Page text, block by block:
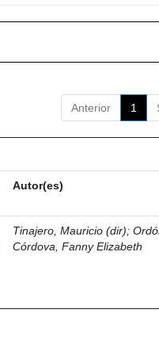
Anterior 1
Autor(es)
Tinajero, Mauricio (dir);
Córdova, Fanny Elizabeth